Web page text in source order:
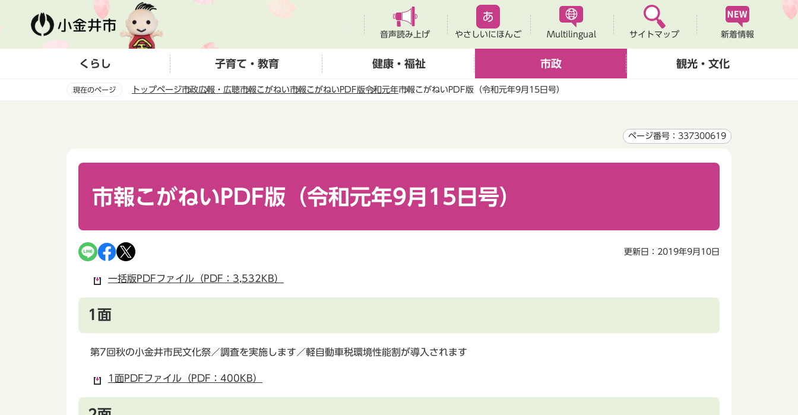
ー
音声読み上げ やさしいにほんご Multilingual サイトマップ 新着情報
くらし 子育て・教育 健康・福祉 市政 観光・文化
現在のページ トップページ市政広報・広聴市報こがねい市報こがねいPDF版令和元年市報こがねいPDF版（令和元年9月15日号）
ページ番号：337300619
市報こがねいPDF版（令和元年9月15日号）
更新日：2019年9月10日
一括版PDFファイル（PDF：3,532KB）
1面
第7回秋の小金井市民文化祭／調査を実施します／軽自動車税環境性能割が導入されます
1面PDFファイル（PDF：400KB）